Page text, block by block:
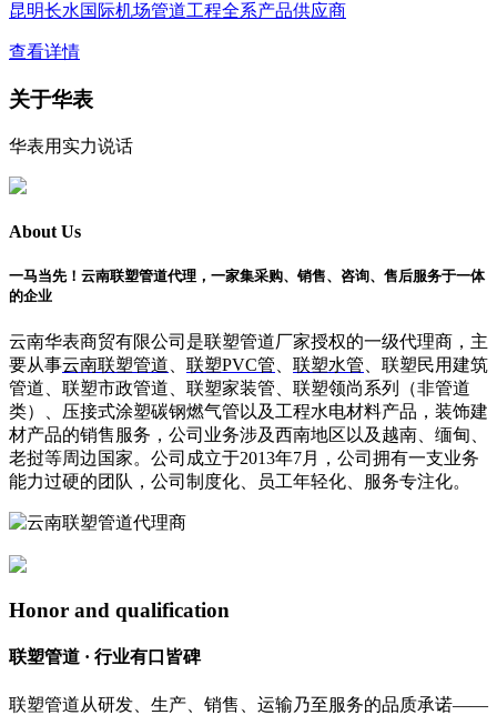
昆明长水国际机场管道工程全系产品供应商
查看详情
关于华表
华表用实力说话
About Us
一马当先！云南联塑管道代理，一家集采购、销售、咨询、售后服务于一体
的企业
云南华表商贸有限公司是联塑管道厂家授权的一级代理商，主
要从事云南联塑管道 联塑PVC管 联塑水管 、联塑民用建筑
管道、联塑市政管道、联塑家装管、联塑领尚系列（非管道
类）、压接式涂塑碳钢燃气管以及工程水电材料产品，装饰建
材产品的销售服务，公司业务涉及西南地区以及越南、缅甸、
老挝等周边国家。公司成立于2013年7月，公司拥有一支业务
能力过硬的团队，公司制度化、员工年轻化、服务专注化。
Honor and qualification
联塑管道 · 行业有口皆碑
联塑管道从研发、生产、销售、运输乃至服务的品质承诺——